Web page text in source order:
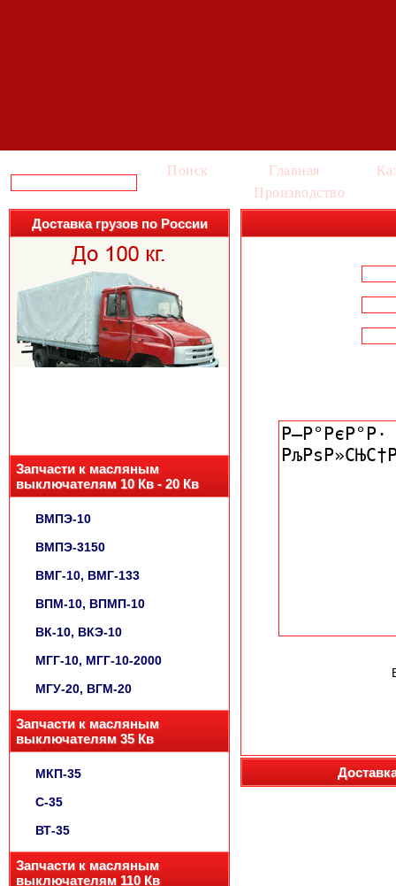
Поиск
Доставка грузов по России
Запчасти к масляным
выключателям 10 Кв - 20 Кв
ВМПЭ-10
ВМПЭ-3150
ВМГ-10, ВМГ-133
ВПМ-10, ВПМП-10
ВК-10, ВКЭ-10
МГГ-10, МГГ-10-2000
МГУ-20, ВГМ-20
Запчасти к масляным
выключателям 35 Кв
МКП-35
С-35
ВТ-35
Запчасти к масляным
выключателям 110 Кв
Главная
Производство